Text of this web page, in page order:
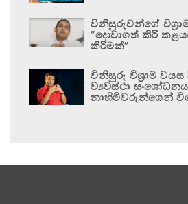
විනිසුරුවන්ගේ
“දොවාගත් කිරි
කිරීමක්”
විනිසුරු විශ්‍රාම වයස
ව්‍යවස්ථා
නාහිමිවරුන්ගෙන්